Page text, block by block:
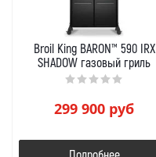
Broil King BARON™ 590 IRX
SHADOW газовый гриль
299 900 руб
Подробнее